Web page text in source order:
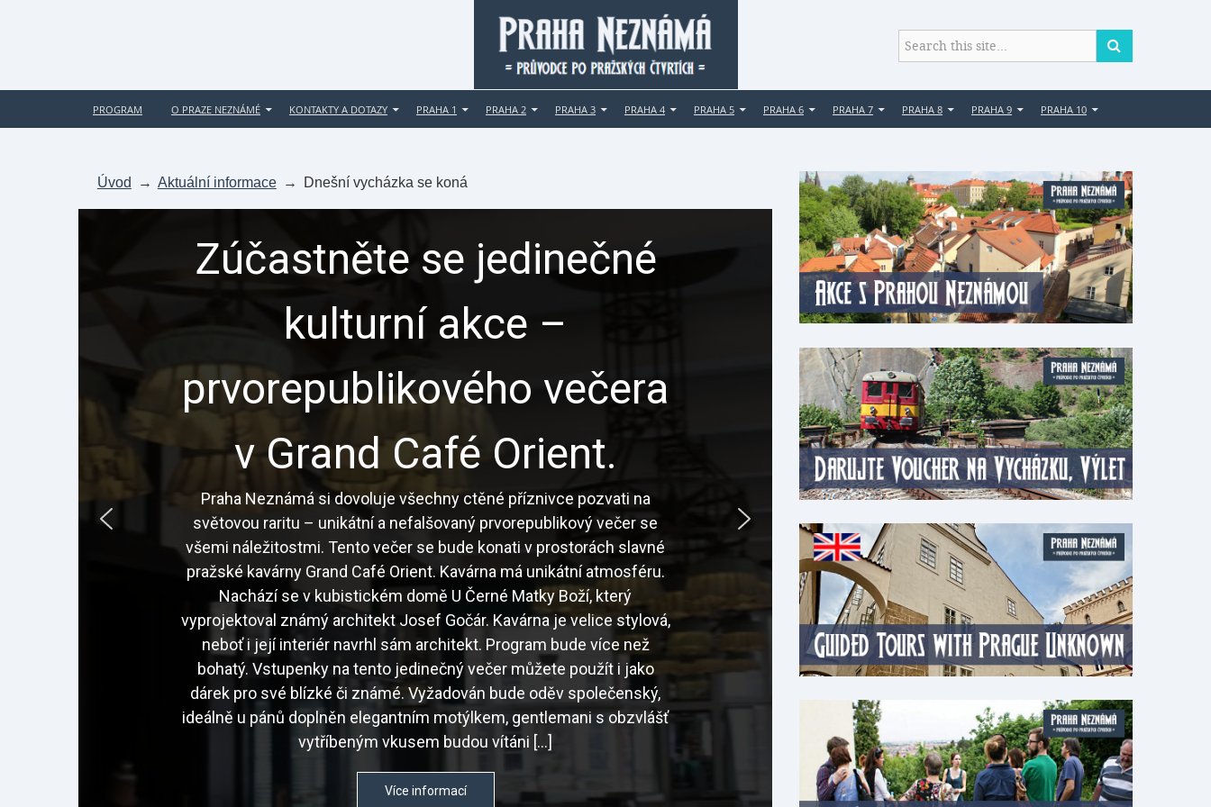
PROGRAM O PRAZE NEZNÁMÉ KONTAKTY A DOTAZY PRAHA 1 PRAHA 2 PRAHA 3 PRAHA 4 PRAHA 5 PRAHA 6 PRAHA 7 PRAHA 8 PRAHA 9 PRAHA 10
Úvod → Aktuální informace → Dnešní vycházka se koná
Zúčastněte se jedinečné
kulturní akce –
prvorepublikového večera
v Grand Café Orient.
Praha Neznámá si dovoluje všechny ctěné příznivce pozvati na
světovou raritu – unikátní a nefalšovaný prvorepublikový večer se
všemi náležitostmi. Tento večer se bude konati v prostorách slavné
pražské kavárny Grand Café Orient. Kavárna má unikátní atmosféru.
Nachází se v kubistickém domě U Černé Matky Boží, který
vyprojektoval známý architekt Josef Gočár. Kavárna je velice stylová,
neboť i její interiér navrhl sám architekt. Program bude více než
bohatý. Vstupenky na tento jedinečný večer můžete použít i jako
dárek pro své blízké či známé. Vyžadován bude oděv společenský,
ideálně u pánů doplněn elegantním motýlkem, gentlemani s obzvlášť
vytříbeným vkusem budou vítáni […]
Více informací